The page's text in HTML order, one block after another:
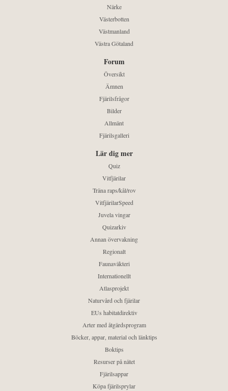
Närke
Västerbotten
Västmanland
Västra Götaland
Forum
Översikt
Ämnen
Fjärilsfrågor
Bilder
Allmänt
Fjärilsgalleri
Lär dig mer
Quiz
Vitfjärilar
Träna raps/kål/rov
VitfjärilarSpeed
Juvela vingar
Quizarkiv
Annan övervakning
Regionalt
Faunaväkteri
Internationellt
Atlasprojekt
Naturvård och fjärilar
EUs habitatdirektiv
Arter med åtgärdsprogram
Böcker, appar, material och länktips
Boktips
Resurser på nätet
Fjärilsappar
Köpa fjärilsprylar